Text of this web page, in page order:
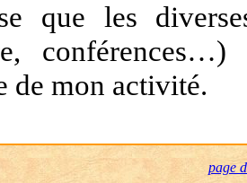
que les
de mon activité.
page